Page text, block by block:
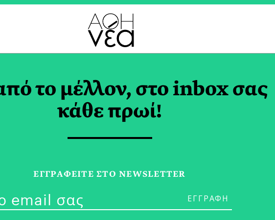
ΓΡΑΜΜΑΤΩΝ ΚΑΙ
ΩΝΑΣΗ TAG
Yves Klein στη Στέγη
το μέλλον, στο inbox σας
κάθε πρωί!
ΕΓΓPΑΦΕΙΤΕ ΣΤΟ NEWSLETTER